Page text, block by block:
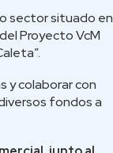
sector situado en
Proyecto VcM
y colaborar con
fondos a